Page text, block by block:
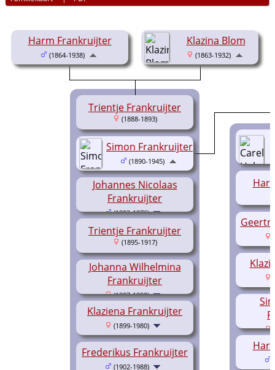
Harm Frankruijter
(1864-1938)
Klazina Blom
(1863-1932)
Trientje Frankruijter
(1888-1893)
Johannes Nicolaas
Frankruijter
(1893-1976)
Trientje Frankruijter
(1895-1917)
Johanna Wilhelmina
Frankruijter
(1897-1980)
Klaziena Frankruijter
(1899-1980)
Frederikus Frankruijter
(1902-1988)
Simon Frankruijter
(1890-1945)